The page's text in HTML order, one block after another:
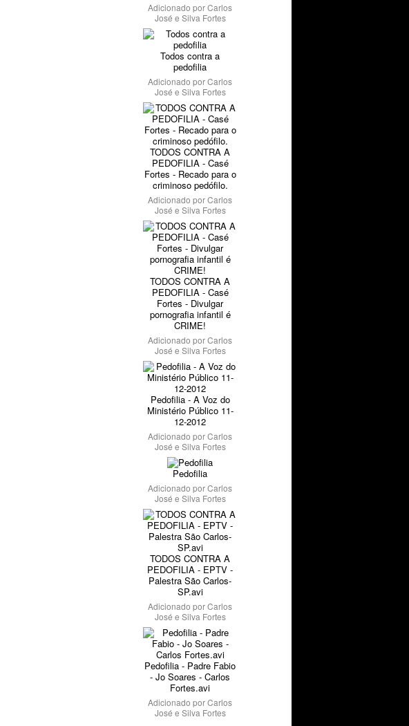
Adicionado porCarlos
José e Silva Fortes
Todos contra a
pedofilia
Adicionado porCarlos
José e Silva Fortes
TODOS CONTRA A
PEDOFILIA - Casé
Fortes - Recado para o
criminoso pedófilo.
Adicionado porCarlos
José e Silva Fortes
TODOS CONTRA A
PEDOFILIA - Casé
Fortes - Divulgar
pornografia infantil é
CRIME!
Adicionado porCarlos
José e Silva Fortes
Pedofilia - A Voz do
Ministério Público 11-
12-2012
Adicionado porCarlos
José e Silva Fortes
Pedofilia
Adicionado porCarlos
José e Silva Fortes
TODOS CONTRA A
PEDOFILIA - EPTV -
Palestra São Carlos-
SP.avi
Adicionado porCarlos
José e Silva Fortes
Pedofilia - Padre Fabio
- Jo Soares - Carlos
Fortes.avi
Adicionado porCarlos
José e Silva Fortes